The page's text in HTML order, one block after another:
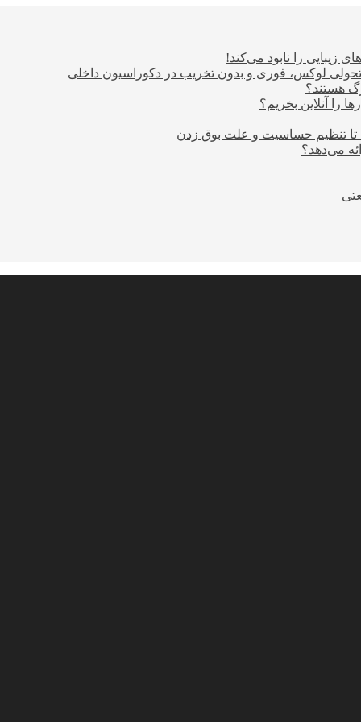
زیبایی را نابود می‌کند!
تحولی لوکس، فوری و بدون تخریب در دکوراسیون داخلی
را آنلاین بخریم؟
تا تنظیم حساسیت و علت بوق زدن